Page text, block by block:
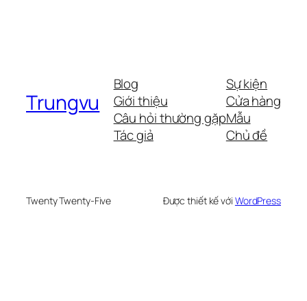
Trungvu
Blog
Giới thiệu
Câu hỏi thường gặp
Tác giả
Sự kiện
Cửa hàng
Mẫu
Chủ đề
Twenty Twenty-Five Được thiết kế với WordPress